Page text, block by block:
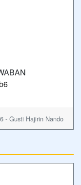
- Gusti Hajirin Nando